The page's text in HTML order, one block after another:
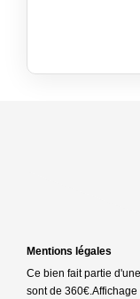
Mentions légales
Ce bien fait partie
sont de 360€. Affichage